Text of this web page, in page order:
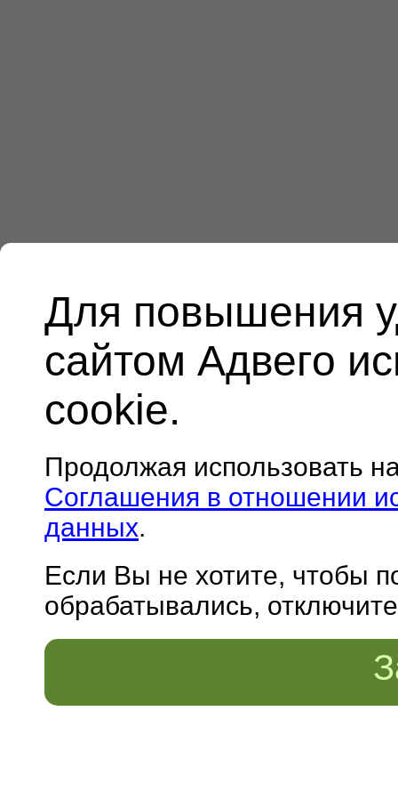
Для повышения
сайтом Адвего
cookie.
Продолжая использовать
Соглашения в отношении
данных.
Если Вы не хотите, чтобы
обрабатывались,